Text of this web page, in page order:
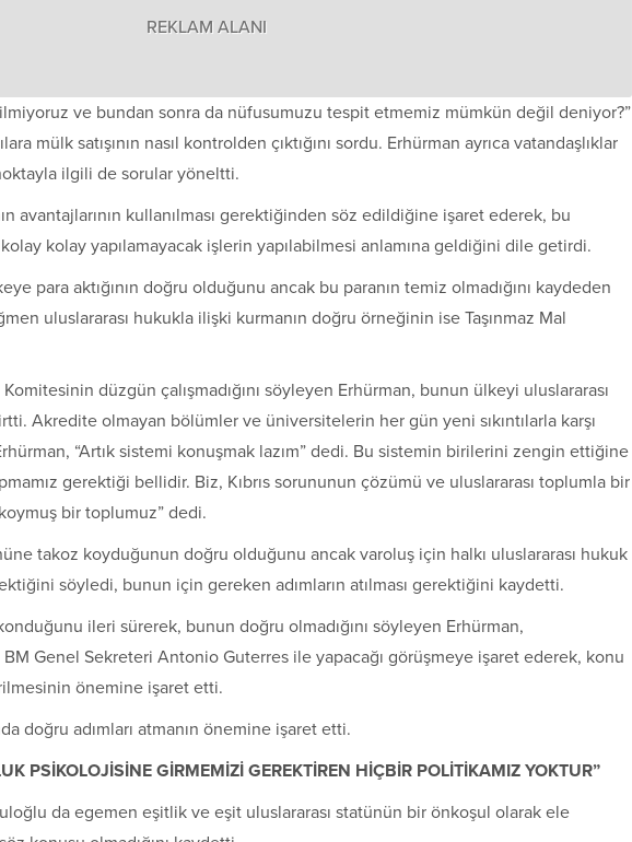
REKLAM ALANI
ve bundan sonra da nüfusumuzu tespit etmemiz mümkün değil deniyor?”
mülk satışının nasıl kontrolden çıktığını sordu. Erhürman ayrıca vatandaşlıklar
ilgili de sorular yöneltti.
avantajlarının kullanılması gerektiğinden söz edildiğine işaret ederek, bu
kolay yapılamayacak işlerin yapılabilmesi anlamına geldiğini dile getirdi.
para aktığının doğru olduğunu ancak bu paranın temiz olmadığını kaydeden
uluslararası hukukla ilişki kurmanın doğru örneğinin ise Taşınmaz Mal
düzgün çalışmadığını söyleyen Erhürman, bunun ülkeyi uluslararası
Akredite olmayan bölümler ve üniversitelerin her gün yeni sıkıntılarla karşı
“Artık sistemi konuşmak lazım” dedi. Bu sistemin birilerini zengin ettiğine
gerektiği bellidir. Biz, Kıbrıs sorununun çözümü ve uluslararası toplumla bir
bir toplumuz” dedi.
takoz koyduğunun doğru olduğunu ancak varoluş için halkı uluslararası hukuk
söyledi, bunun için gereken adımların atılması gerektiğini kaydetti.
ileri sürerek, bunun doğru olmadığını söyleyen Erhürman,
BM Genel Sekreteri Antonio Guterres ile yapacağı görüşmeye işaret ederek, konu
önemine işaret etti.
doğru adımları atmanın önemine işaret etti.
PSİKOLOJİSİNE GİRMEMİZİ GEREKTİREN HİÇBİR POLİTİKAMIZ YOKTUR”
da egemen eşitlik ve eşit uluslararası statünün bir önkoşul olarak ele